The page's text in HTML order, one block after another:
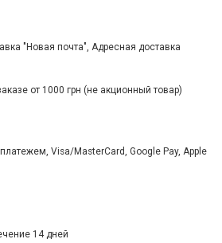
"Новая почта", Адресная доставка
от 1000 грн (не акционный товар)
Visa/MasterCard, Google Pay, Apple
14 дней